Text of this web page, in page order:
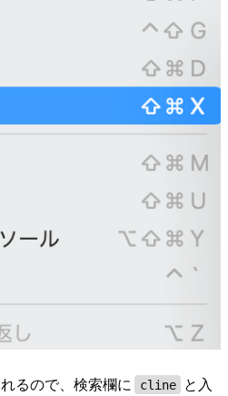
るので、検索欄に cline
と入